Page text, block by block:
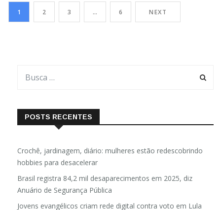
abordagens e tratamentos para a doença.De acordo com
dados do estudo realizado por cientistas da Francis Crick
1 2 3 … 6 NEXT
POSTS RECENTES
Crochê, jardinagem, diário: mulheres estão redescobrindo
hobbies para desacelerar
Brasil registra 84,2 mil desaparecimentos em 2025, diz
Anuário de Segurança Pública
Jovens evangélicos criam rede digital contra voto em Lula